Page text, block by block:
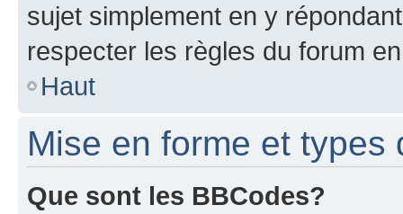
sujet simplement en y
respecter les règles du forum
Haut
Mise en forme et types
Que sont les BBCodes?